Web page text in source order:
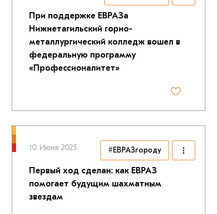
При поддержке ЕВРАЗа
Нижнетагильский горно-
металлургический колледж вошел в
федеральную программу
«Профессионалитет»
10 Июня 2025
Первый ход сделан: как ЕВРАЗ
помогает будущим шахматным
звездам
#ЕВРАЗгороду